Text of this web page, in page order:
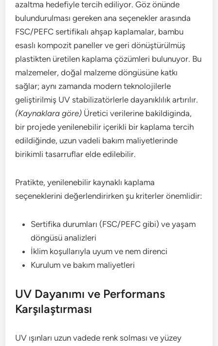
azaltma hedefiyle tercih ediliyor. Göz önünde
bulundurulması gereken ana seçenekler arasında
FSC/PEFC sertifikalı ahşap kaplamalar, bambu
esaslı kompozit paneller ve geri dönüştürülmüş
plastikten üretilen kaplama çözümleri bulunuyor. Bu
malzemeler, doğal malzeme döngüsüne katkı
sağlar; aynı zamanda modern teknolojilerle
geliştirilmiş UV stabilizatörlerle dayanıklılık artırılır.
(Kaynaklara göre) Üretici verilerine bakildiginda,
bir projede yenilenebilir içerikli bir kaplama tercih
edildiğinde, uzun vadeli bakım maliyetlerinde
birikimli tasarruflar elde edilebilir.
Pratikte, yenilenebilir kaynaklı kaplama
seçeneklerini değerlendirirken şu kriterler önemlidir:
Sertifika durumları (FSC/PEFC gibi) ve yaşam
döngüsü analizleri
İklim koşullarıyla uyum ve nem direnci
Kurulum ve bakım maliyetleri
UV Dayanımı ve Performans
Karşılaştırması
UV ışınları uzun vadede renk solması ve yüzey